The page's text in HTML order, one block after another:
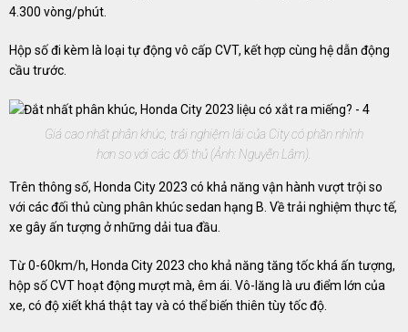
4.300 vòng/phút.
Hộp số đi kèm là loại tự động vô cấp CVT, kết hợp cùng hệ dẫn động
cầu trước.
Giá cao nhất phân khúc, trải nghiệm lái của City có phần nhỉnh
hơn so với các đối thủ (Ảnh: Nguyễn Lâm).
Trên thông số, Honda City 2023 có khả năng vận hành vượt trội so
với các đối thủ cùng phân khúc sedan hạng B. Về trải nghiệm thực tế,
xe gây ấn tượng ở những dải tua đầu.
Từ 0-60km/h, Honda City 2023 cho khả năng tăng tốc khá ấn tượng,
hộp số CVT hoạt động mượt mà, êm ái. Vô-lăng là ưu điểm lớn của
xe, có độ xiết khá thật tay và có thể biến thiên tùy tốc độ.